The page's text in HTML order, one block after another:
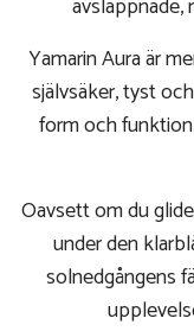
avslappnade,
Yamarin Aura är
självsäker, tyst
form och
Oavsett om du
under den
solnedgångens